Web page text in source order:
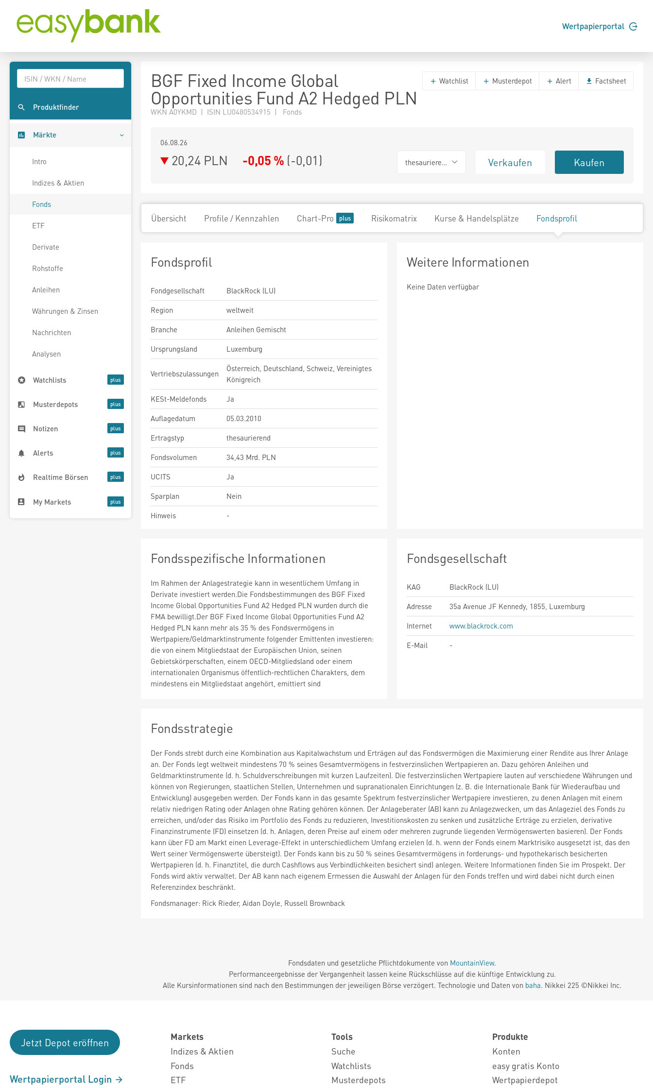
Wertpapierportal
Produktfinder
Märkte
Intro
Indizes & Aktien
Fonds
ETF
Derivate
Rohstoffe
Anleihen
Währungen & Zinsen
Nachrichten
Analysen
Watchlists
Musterdepots
Notizen
Alerts
Realtime Börsen
My Markets
BGF Fixed Income Global
Opportunities Fund A2 Hedged PLN
WKN A0YKMD | ISIN LU0480534915 | Fonds
Watchlist Musterdepot Alert Factsheet
06.08.26
20,24 PLN -0,05 % (-0,01) thesaurierend Verkaufen Kaufen
Übersicht Profile / Kennzahlen Chart-Pro Risikomatrix Kurse & Handelsplätze Fondsprofil
Fondsprofil
Fondgesellschaft
BlackRock (LU)
Region
weltweit
Branche
Anleihen Gemischt
Ursprungsland
Luxemburg
Vertriebszulassungen
Österreich, Deutschland, Schweiz, Vereinigtes
Königreich
KESt-Meldefonds
Ja
Auflagedatum
05.03.2010
Ertragstyp
thesaurierend
Fondsvolumen
34,43 Mrd. PLN
UCITS
Ja
Sparplan
Nein
Hinweis
-
Weitere Informationen
Keine Daten verfügbar
Fondsspezifische Informationen
Im Rahmen der Anlagestrategie kann in wesentlichem Umfang in
Derivate investiert werden.Die Fondsbestimmungen des BGF Fixed
Income Global Opportunities Fund A2 Hedged PLN wurden durch die
FMA bewilligt.Der BGF Fixed Income Global Opportunities Fund A2
Hedged PLN kann mehr als 35 % des Fondsvermögens in
Wertpapiere/Geldmarktinstrumente folgender Emittenten investieren:
die von einem Mitgliedstaat der Europäischen Union, seinen
Gebietskörperschaften, einem OECD-Mitgliedsland oder einem
internationalen Organismus öffentlich-rechtlichen Charakters, dem
mindestens ein Mitgliedstaat angehört, emittiert sind
Fondsgesellschaft
KAG
BlackRock (LU)
Adresse
35a Avenue JF Kennedy, 1855, Luxemburg
Internet
www.blackrock.com
E-Mail
-
Fondsstrategie
Der Fonds strebt durch eine Kombination aus Kapitalwachstum und Erträgen auf das Fondsvermögen die Maximierung einer Rendite aus Ihrer Anlage
an. Der Fonds legt weltweit mindestens 70 % seines Gesamtvermögens in festverzinslichen Wertpapieren an. Dazu gehören Anleihen und
Geldmarktinstrumente (d. h. Schuldverschreibungen mit kurzen Laufzeiten). Die festverzinslichen Wertpapiere lauten auf verschiedene Währungen und
können von Regierungen, staatlichen Stellen, Unternehmen und supranationalen Einrichtungen (z. B. die Internationale Bank für Wiederaufbau und
Entwicklung) ausgegeben werden. Der Fonds kann in das gesamte Spektrum festverzinslicher Wertpapiere investieren, zu denen Anlagen mit einem
relativ niedrigen Rating oder Anlagen ohne Rating gehören können. Der Anlageberater (AB) kann zu Anlagezwecken, um das Anlageziel des Fonds zu
erreichen, und/oder das Risiko im Portfolio des Fonds zu reduzieren, Investitionskosten zu senken und zusätzliche Erträge zu erzielen, derivative
Finanzinstrumente (FD) einsetzen (d. h. Anlagen, deren Preise auf einem oder mehreren zugrunde liegenden Vermögenswerten basieren). Der Fonds
kann über FD am Markt einen Leverage-Effekt in unterschiedlichem Umfang erzielen (d. h. wenn der Fonds einem Marktrisiko ausgesetzt ist, das den
Wert seiner Vermögenswerte übersteigt). Der Fonds kann bis zu 50 % seines Gesamtvermögens in forderungs- und hypothekarisch besicherten
Wertpapieren (d. h. Finanztitel, die durch Cashflows aus Verbindlichkeiten besichert sind) anlegen. Weitere Informationen finden Sie im Prospekt. Der
Fonds wird aktiv verwaltet. Der AB kann nach eigenem Ermessen die Auswahl der Anlagen für den Fonds treffen und wird dabei nicht durch einen
Referenzindex beschränkt.
Fondsmanager: Rick Rieder, Aidan Doyle, Russell Brownback
Fondsdaten und gesetzliche Pflichtdokumente von MountainView.
Performanceergebnisse der Vergangenheit lassen keine Rückschlüsse auf die künftige Entwicklung zu.
Alle Kursinformationen sind nach den Bestimmungen der jeweiligen Börse verzögert. Technologie und Daten von baha. Nikkei 225 ©Nikkei Inc.
Jetzt Depot eröffnen
Wertpapierportal Login
Markets
Indizes & Aktien
Fonds
ETF
Tools
Suche
Watchlists
Musterdepots
Produkte
Konten
easy gratis Konto
Wertpapierdepot